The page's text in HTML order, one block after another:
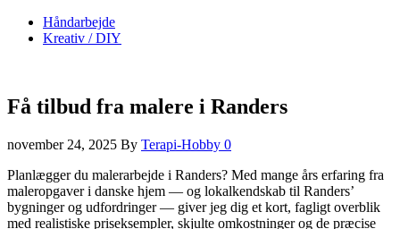
Håndarbejde
Kreativ / DIY
Få tilbud fra malere i Randers
november 24, 2025 By Terapi-Hobby 0
Planlægger du malerarbejde i Randers? Med mange års erfaring fra
maleropgaver i danske hjem — og lokalkendskab til Randers’
bygninger og udfordringer — giver jeg dig et kort, fagligt overblik
med realistiske priseksempler, skjulte omkostninger og de præcise